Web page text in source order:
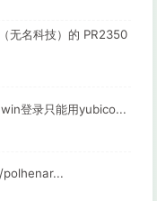
无名科技）的 PR2350
登录只能用yubico...